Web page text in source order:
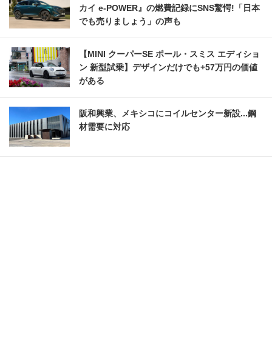
カイ e-POWER』の燃費記録にSNS驚愕!「日本
でも売りましょう」の声も
【MINI クーパーSE ポール・スミス エディショ
ン 新型試乗】デザインだけでも+57万円の価値
がある
阪和興業、メキシコにコイルセンター新設...鋼
材需要に対応